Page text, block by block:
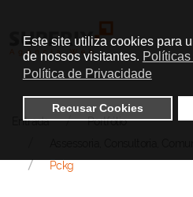
Este site utiliza cookies para
de nossos visitantes.
Política de Privacidade
Recusar Cookies
Entrada
Portfólio
Pckg